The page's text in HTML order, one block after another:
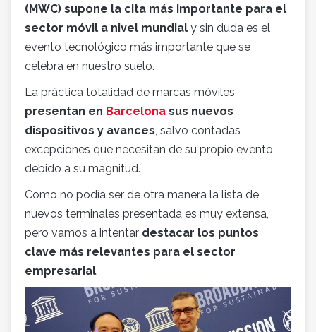
(MWC) supone la cita más importante para el
sector móvil a nivel mundial y sin duda es el
evento tecnológico más importante que se
celebra en nuestro suelo.
La práctica totalidad de marcas móviles
presentan en Barcelona sus nuevos
dispositivos y avances, salvo contadas
excepciones que necesitan de su propio evento
debido a su magnitud.
Como no podía ser de otra manera la lista de
nuevos terminales presentada es muy extensa,
pero vamos a intentar destacar los puntos
clave más relevantes para el sector
empresarial.